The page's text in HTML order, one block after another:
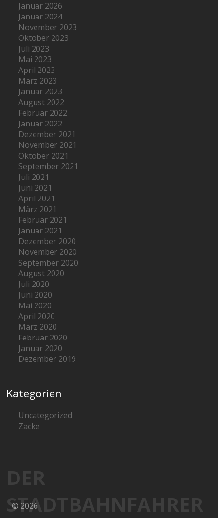
Januar 2026
Januar 2024
November 2023
Oktober 2023
Juli 2023
Mai 2023
April 2023
März 2023
Januar 2023
August 2022
Februar 2022
Januar 2022
Dezember 2021
November 2021
Oktober 2021
September 2021
Juli 2021
Juni 2021
April 2021
März 2021
Februar 2021
Januar 2021
Dezember 2020
November 2020
September 2020
August 2020
Juli 2020
Juni 2020
Mai 2020
April 2020
März 2020
Februar 2020
Januar 2020
Dezember 2019
Kategorien
Uncategorized
Zacke
DER
STADTBAHNFAHRER
© 2026